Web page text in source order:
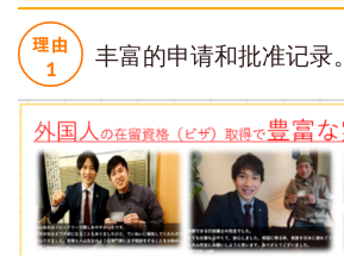
丰富的申请和批准记录。